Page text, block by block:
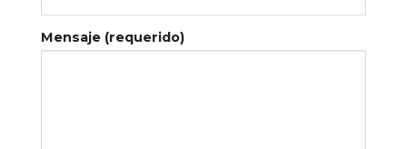
Mensaje (requerido)